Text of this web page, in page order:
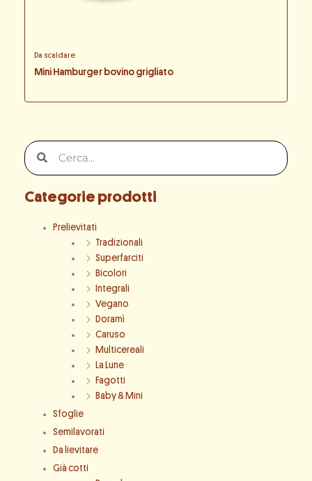
Cerca
Categorie prodotti
Prelievitati
Tradizionali
Superfarciti
Bicolori
Integrali
Vegano
Doramì
Caruso
Multicereali
La Lune
Fagotti
Baby & Mini
Sfoglie
Semilavorati
Da lievitare
Già cotti
Da scaldare
Mini Hamburger bovino grigliato